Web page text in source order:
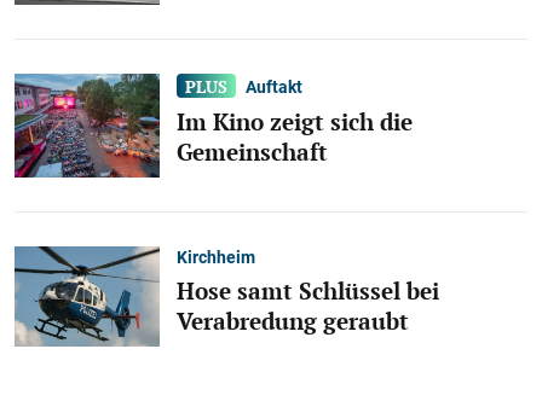
Auftakt
Im Kino zeigt sich die
Gemeinschaft
Kirchheim
Hose samt Schlüssel bei
Verabredung geraubt